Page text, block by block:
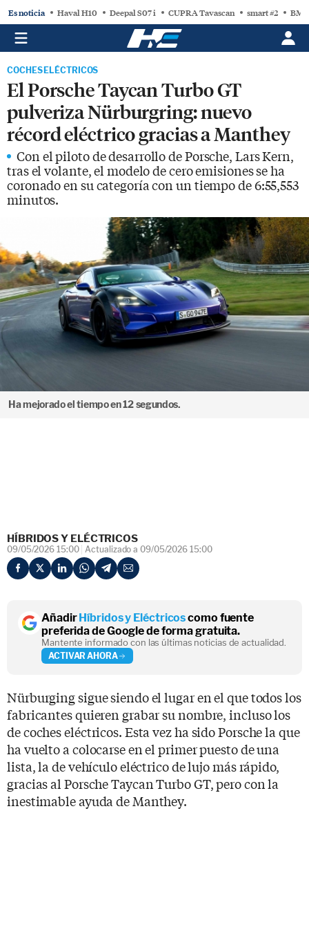
Es noticia Haval H10 Deepal S07 i CUPRA Tavascan smart #2
COCHES ELÉCTRICOS
El Porsche Taycan Turbo GT
pulveriza Nürburgring: nuevo
récord eléctrico gracias a Manthey
Con el piloto de desarrollo de Porsche, Lars Kern,
tras el volante, el modelo de cero emisiones se ha
coronado en su categoría con un tiempo de 6:55,553
minutos.
Ha mejorado el tiempo en 12 segundos.
HÍBRIDOS Y ELÉCTRICOS
09/05/2026 15:00 Actualizado a 09/05/2026 15:00
AñadirHíbridos y Eléctricoscomo fuente
preferida de Google de forma gratuita.
Mantente informado con las últimas noticias de actualidad.
ACTIVAR AHORA
Nürburging sigue siendo el lugar en el que todos los
fabricantes quieren grabar su nombre, incluso los
de coches eléctricos. Esta vez ha sido Porsche la que
ha vuelto a colocarse en el primer puesto de una
lista, la de vehículo eléctrico de lujo más rápido,
gracias al Porsche Taycan Turbo GT, pero con la
inestimable ayuda de Manthey.